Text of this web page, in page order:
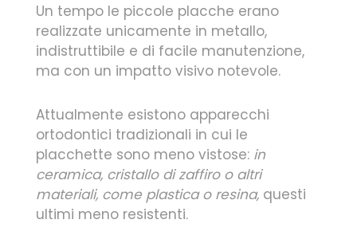
Un tempo le piccole placche erano
realizzate unicamente in metallo,
indistruttibile e di facile manutenzione,
ma con un impatto visivo notevole.
Attualmente esistono apparecchi
ortodontici tradizionali in cui le
placchette sono meno vistose: in
ceramica, cristallo di zaffiro o altri
materiali, come plastica o resina, questi
ultimi meno resistenti.